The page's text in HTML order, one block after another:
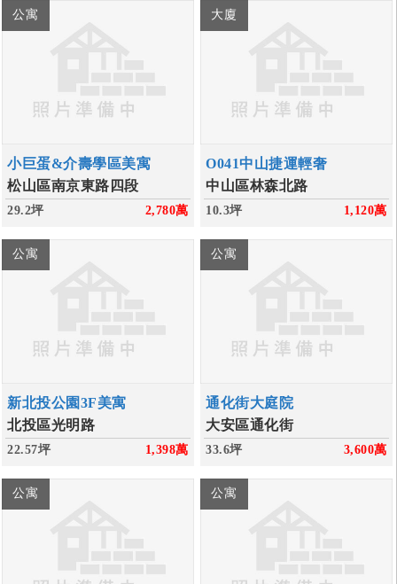
公寓
小巨蛋&介壽學區美寓
松山區南京東路四段
29.2坪 2,780萬
大廈
O041中山捷運輕奢
中山區林森北路
10.3坪 1,120萬
公寓
新北投公園3F美寓
北投區光明路
22.57坪 1,398萬
公寓
通化街大庭院
大安區通化街
33.6坪 3,600萬
公寓 公寓